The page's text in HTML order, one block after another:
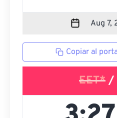
Copiar al
EET* /